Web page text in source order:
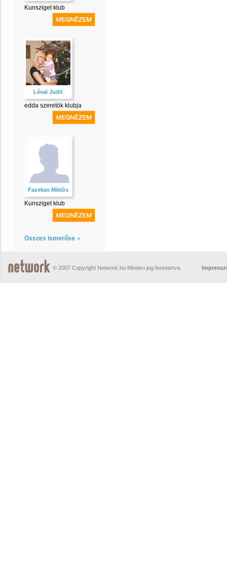
Kunsziget klub
Lévai Judit
edda szeretök klubja
Fazekas Miklós
Kunsziget klub
Összes ismerőse
© 2007 Copyright Network.hu Minden jog fenntartva.